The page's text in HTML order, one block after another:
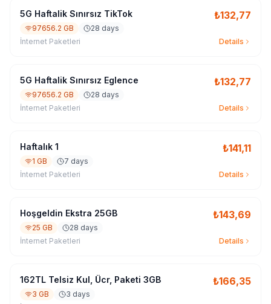
5G Haftalik Sınırsız TikTok ₺132,77
97656.2 GB
28 days
İnternet Paketleri
Details
5G Haftalik Sınırsız Eglence ₺132,77
97656.2 GB
28 days
İnternet Paketleri
Details
Haftalık 1 ₺141,11
1 GB
7 days
İnternet Paketleri
Details
Hoşgeldin Ekstra 25GB ₺143,69
25 GB
28 days
İnternet Paketleri
Details
162TL Telsiz Kul, Ücr, Paketi 3GB ₺166,35
3 GB
3 days